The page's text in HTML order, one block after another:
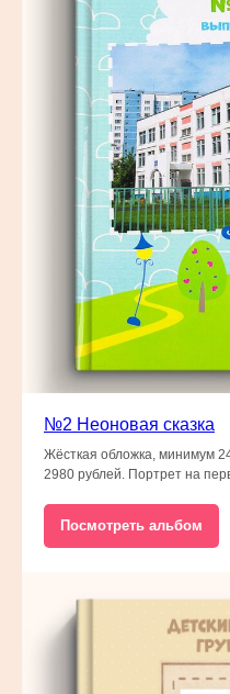
№2 Неоновая сказка
Жёсткая обложка, минимум
2980 рублей. Портрет на
Посмотреть альбом